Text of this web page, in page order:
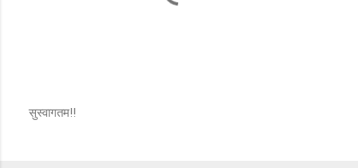
सुस्वागतम!!